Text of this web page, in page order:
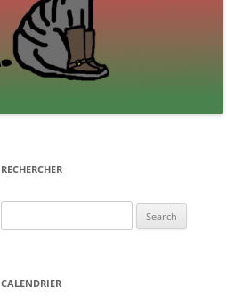
RECHERCHER
for:
CALENDRIER